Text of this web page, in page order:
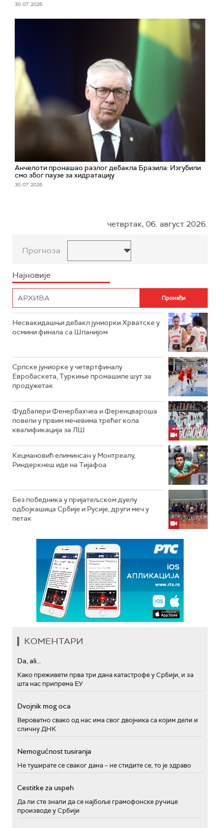
30. 07. 2026.
Анчелоти пронашао разлог дебакла Бразила: Изгубили
смо због паузе за хидратацију
30. 07. 2026.
четвртак, 06. август 2026.
Прогноза
Најновије
Несвакидашњи дебакл јуниорки Хрватске у
осмини финала са Шпанијом
Српске јуниорке у четвртфиналу
Евробаскета, Туркиње промашиле шут за
продужетак
Фудбалери Фенербахчеа и Ференцвароша
повели у првим мечевима трећег кола
квалификација за ЛШ
Кецмановић елиминсан у Монтреалу,
Риндеркнеш иде на Тијафоа
Без победника у пријатељском дуелу
одбојкашица Србије и Русије, други меч у
петак
КОМЕНТАРИ
Da, ali...
Како преживети прва три дана катастрофе у Србији, и за
шта нас припрема ЕУ
Dvojnik mog oca
Вероватно свако од нас има свог двојника са којим дели и
сличну ДНК
Nemogućnost tusiranja
Не туширате се сваког дана – не стидите се, то је здраво
Cestitke za uspeh
Да ли сте знали да се најбоље грамофонске ручице
производе у Србији